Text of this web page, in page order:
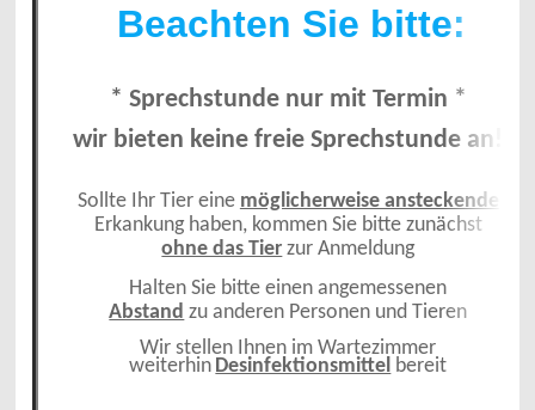
Beachten Sie bitte:
* Sprechstunde nur mit Termin *
wir bieten keine freie Sprechstunde an!
Sollte Ihr Tier eine möglicherweise ansteckende
Erkankung haben, kommen Sie bitte zunächst
ohne das Tier zur Anmeldung
Halten Sie bitte einen angemessenen
Abstand zu anderen Personen und Tieren
Wir stellen Ihnen im Wartezimmer
weiterhin Desinfektionsmittel bereit